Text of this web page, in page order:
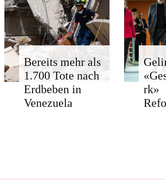
Bereits mehr als
1.700 Tote nach
Erdbeben in
Venezuela
rk»